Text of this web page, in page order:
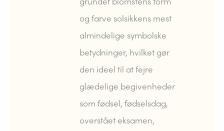
og farve solsikkens mest
almindelige symbolske
betydninger, hvilket gør
den ideel til at fejre
glædelige begivenheder
som fødsel, fødselsdag,
overstået eksamen,